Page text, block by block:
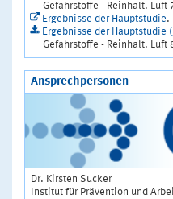
Gefahrstoffe - Reinhalt. Luft
Ergebnisse der Hauptstudie.
Ergebnisse der Hauptstudie
Gefahrstoffe - Reinhalt. Luft
Ansprechpersonen
Dr. Kirsten Sucker
Institut für Prävention und